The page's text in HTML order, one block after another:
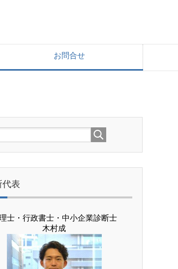
お問合せ
代表
士・行政書士・中小企業診断士
木村成